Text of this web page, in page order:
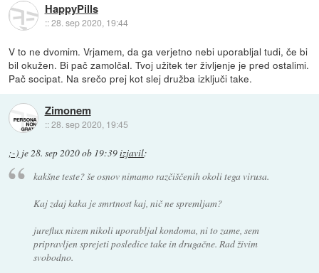
HappyPills
::28. sep 2020, 19:44
V to ne dvomim. Vrjamem, da ga verjetno nebi uporabljal tudi, če bi
bil okužen. Bi pač zamolčal. Tvoj užitek ter življenje je pred ostalimi.
Pač socipat. Na srečo prej kot slej družba izključi take.
Zimonem
::28. sep 2020, 19:45
;-) je28. sep 2020 ob 19:39izjavil:
kakšne teste? še osnov nimamo razčiščenih okoli tega virusa.
Kaj zdaj kaka je smrtnost kaj, nič ne spremljam?
jureflux nisem nikoli uporabljal kondoma, ni to zame, sem
pripravljen sprejeti posledice take in drugačne. Rad živim
svobodno.